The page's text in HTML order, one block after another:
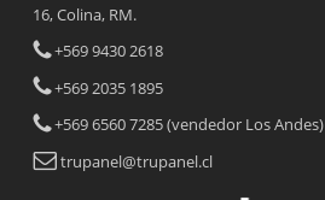
16, Colina, RM.
+569 9430 2618
+569 2035 1895
+569 6560 7285 (vendedor Los Andes)
trupanel@trupanel.cl